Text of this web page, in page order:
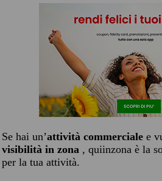
Se hai un’attività commerciale e
visibilità in zona , quiinzona è la
per la tua attività.